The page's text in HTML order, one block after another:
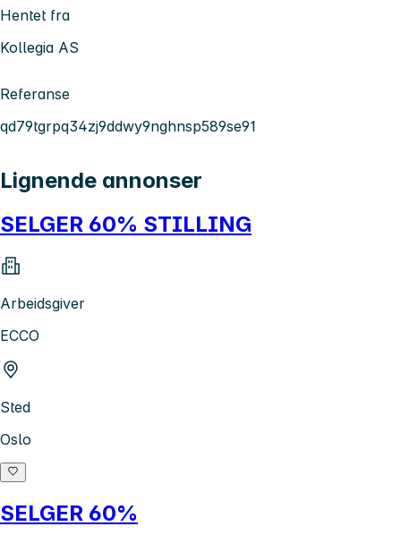
Hentet fra
Kollegia AS
Referanse
qd79tgrpq34zj9ddwy9nghnsp589se91
Lignende annonser
SELGER 60% STILLING
Arbeidsgiver
ECCO
Sted
Oslo
SELGER 60%